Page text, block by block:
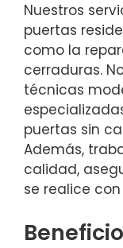
Nuestros
puertas
como la
cerraduras.
técnicas
puertas sin
Además,
calidad,
se realice